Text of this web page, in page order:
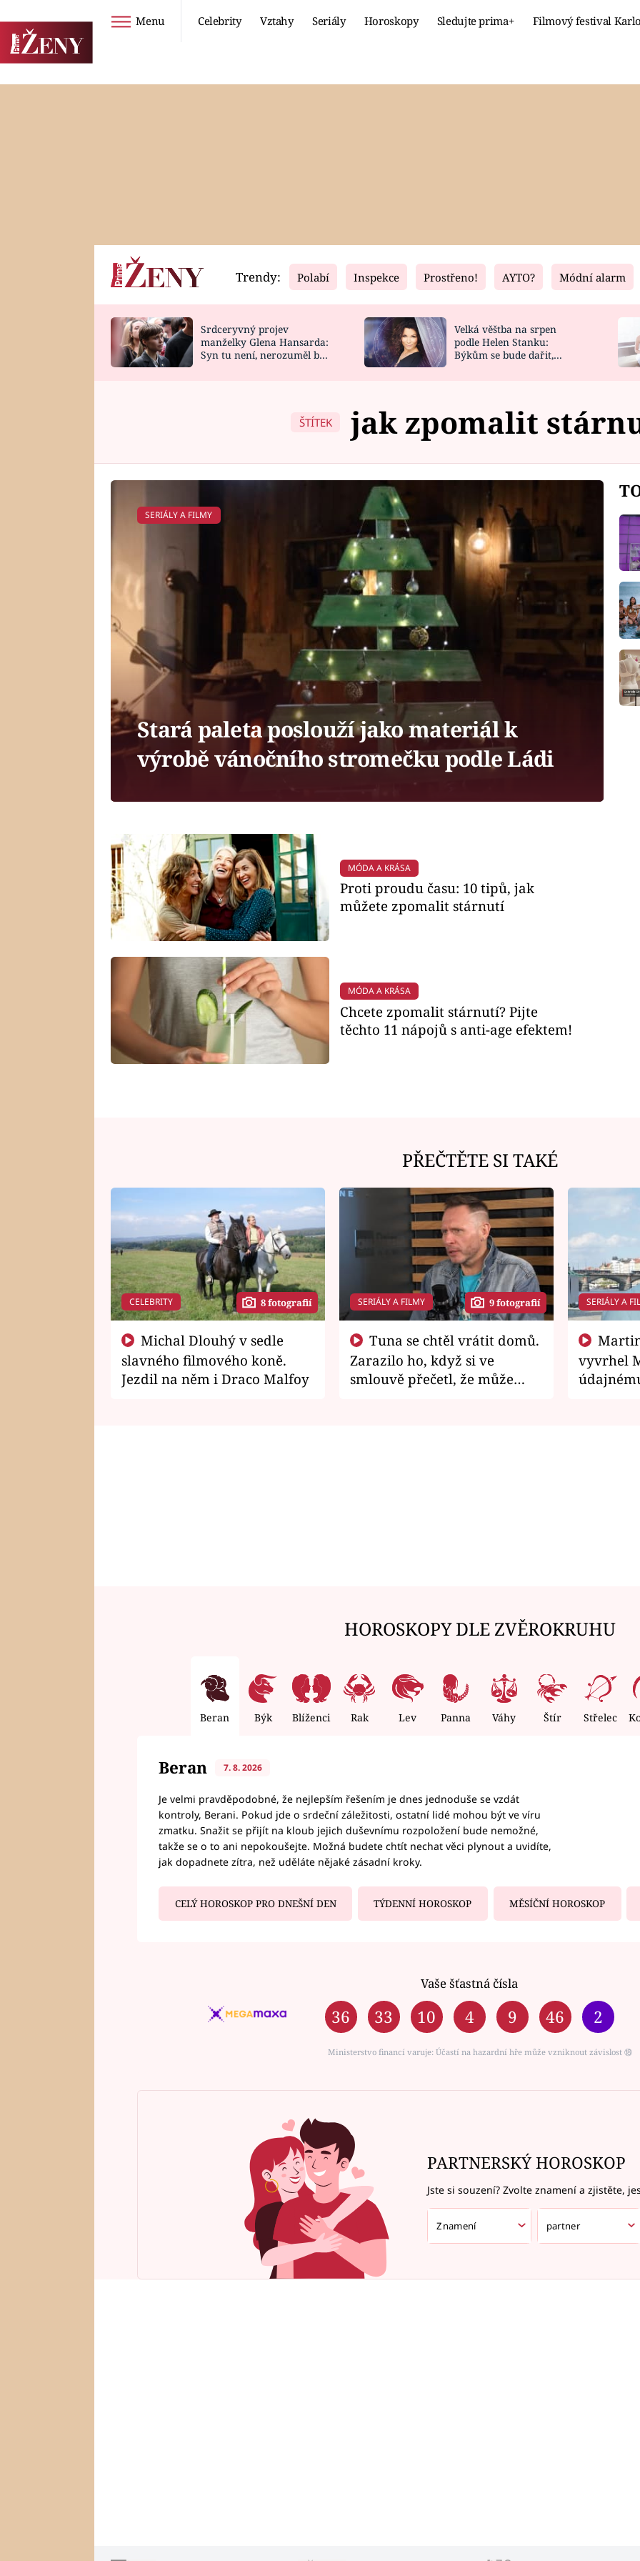
Menu Celebrity Vztahy Seriály Horoskopy Sledujte prima+ Filmový festival
Horoskopy
HOROSKOP NA
Video
CELEBRITY
VAŘENÍ
Fresh
NOVINKY
VIDEORECEPTY
Living
DESIGN
Trendy: Polabí Inspekce Prostřeno! AYTO? Módní alarm
Srdceryvný projev
manželky Glena Hansarda:
Syn tu není, nerozuměl by
Velká věštba na srpen
podle Helen Stanku:
Býkům se bude dařit,
ŠTÍTEK jak zpomalit
SERIÁLY A FILMY
Stará paleta poslouží jako materiál k
výrobě vánočního stromečku podle Ládi
MÓDA A KRÁSA
Proti proudu času: 10 tipů, jak
můžete zpomalit stárnutí
MÓDA A KRÁSA
Chcete zpomalit stárnutí? Pijte
těchto 11 nápojů s anti-age efektem!
PŘEČTĚTE SI TAKÉ
CELEBRITY 8 fotografií
slavného filmového koně.
Jezdil na něm i Draco Malfoy
SERIÁLY A FILMY 9 fotografií
Zarazilo ho, když si ve
smlouvě přečetl, že může
SERIÁLY A
vyvrhel
HOROSKOPY DLE ZVĚROKRUHU
Beran Býk Blíženci Rak Lev Panna Váhy Štír Střelec
Beran 7. 8. 2026
Je velmi pravděpodobné, že nejlepším řešením je dnes jednoduše se vzdát
kontroly, Berani. Pokud jde o srdeční záležitosti, ostatní lidé mohou být ve víru
zmatku. Snažit se přijít na kloub jejich duševnímu rozpoložení bude nemožné,
takže se o to ani nepokoušejte. Možná budete chtít nechat věci plynout a uvidíte,
jak dopadnete zítra, než uděláte nějaké zásadní kroky.
CELÝ HOROSKOP PRO DNEŠNÍ DEN TÝDENNÍ HOROSKOP MĚSÍČNÍ HOROSKOP
Vaše šťastná čísla
36 33 10 4 9 46 2
Ministerstvo financí varuje: Účastí na hazardní hře může vzniknout závislost ⑱
PARTNERSKÝ HOROSKOP
Jste si souzení? Zvolte znamení a zjistěte,